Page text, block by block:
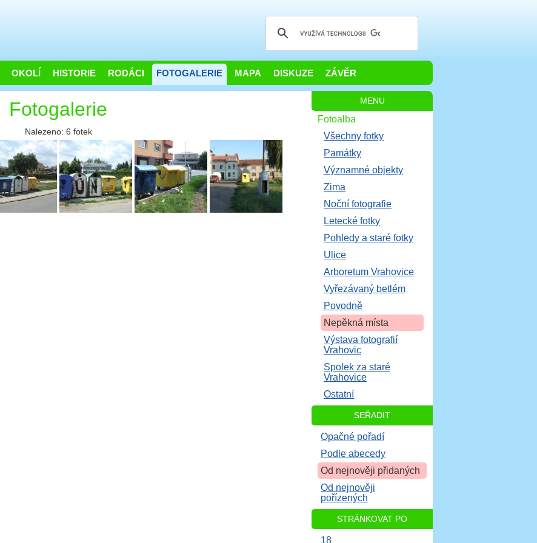
OKOLÍ HISTORIE RODÁCI FOTOGALERIE MAPA DISKUZE ZÁVĚR
Fotogalerie
Nalezeno: 6 fotek
MENU
Fotoalba
Všechny fotky
Památky
Významné objekty
Zima
Noční fotografie
Letecké fotky
Pohledy a staré fotky
Ulice
Arboretum Vrahovice
Vyřezávaný betlém
Povodně
Nepěkná místa
Výstava fotografií
Vrahovic
Spolek za staré
Vrahovice
Ostatní
SEŘADIT
Opačné pořadí
Podle abecedy
Od nejnověji přidaných
Od nejnověji
pořízených
STRÁNKOVAT PO
18